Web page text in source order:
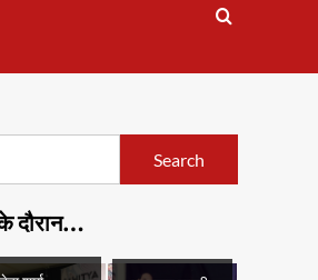
दौरान…